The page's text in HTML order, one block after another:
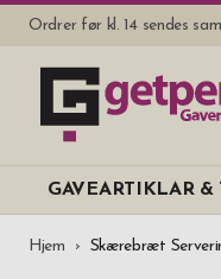
Ordrer før kl. 14 sendes
GAVEARTIKLAR &
Hjem Skærebræt